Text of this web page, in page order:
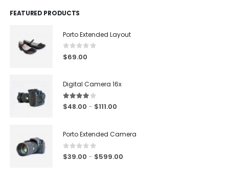
FEATURED PRODUCTS
Porto Extended Layout
0 out of 5
$69.00
Digital Camera 16x
4.00out of 5
$48.00 – $111.00
Porto Extended Camera
0out of 5
$39.00 – $599.00